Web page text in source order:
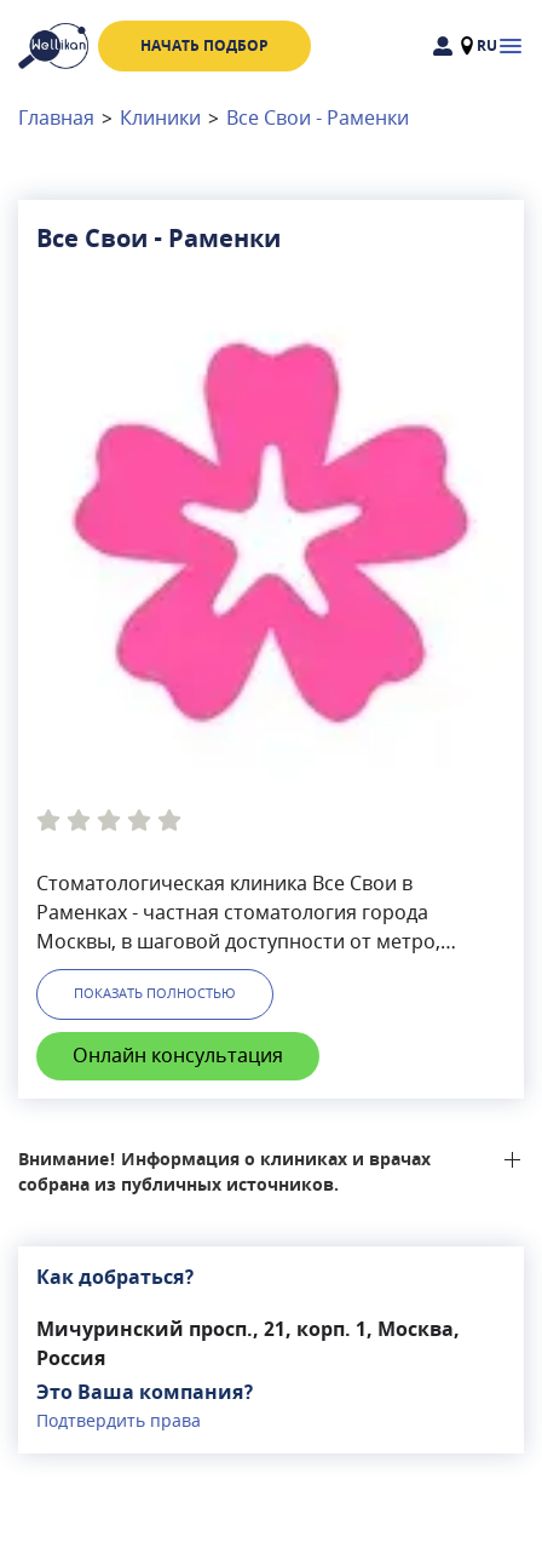
НАЧАТЬ ПОДБОР RU
Доктора
Клиники
Главная > Клиники > Все Свои - Раменки
Все Свои - Раменки
Стоматологическая клиника Все Свои в
Раменках - частная стоматология города
Москвы, в шаговой доступности от метро,
принадлежит сети клиник семейной
стоматологии с одноименным названием. В
клинике доступны стоматологические услуги:
лечение кариеса без боли, удаление,
протезирование и установка брекетов. В
печати панорамных снимков. Все
стоматологические процедуры производятся на
новейшем оборудовании, используются
микроскопы, пломбировочные материалы,
восстанавливающие эмаль без сверления.
ПОКАЗАТЬ ПОЛНОСТЬЮ
Онлайн консультация
Внимание! Информация о клиниках и врачах
собрана из публичных источников.
Как добраться?
Мичуринский просп., 21, корп. 1, Москва,
Россия
Это Ваша компания?
Подтвердить права